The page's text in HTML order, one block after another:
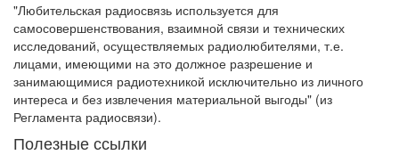
"Любительская радиосвязь используется для
самосовершенствования, взаимной связи и технических
исследований, осуществляемых радиолюбителями, т.е.
лицами, имеющими на это должное разрешение и
занимающимися радиотехникой исключительно из личного
интереса и без извлечения материальной выгоды" (из
Регламента радиосвязи).
Полезные ссылки